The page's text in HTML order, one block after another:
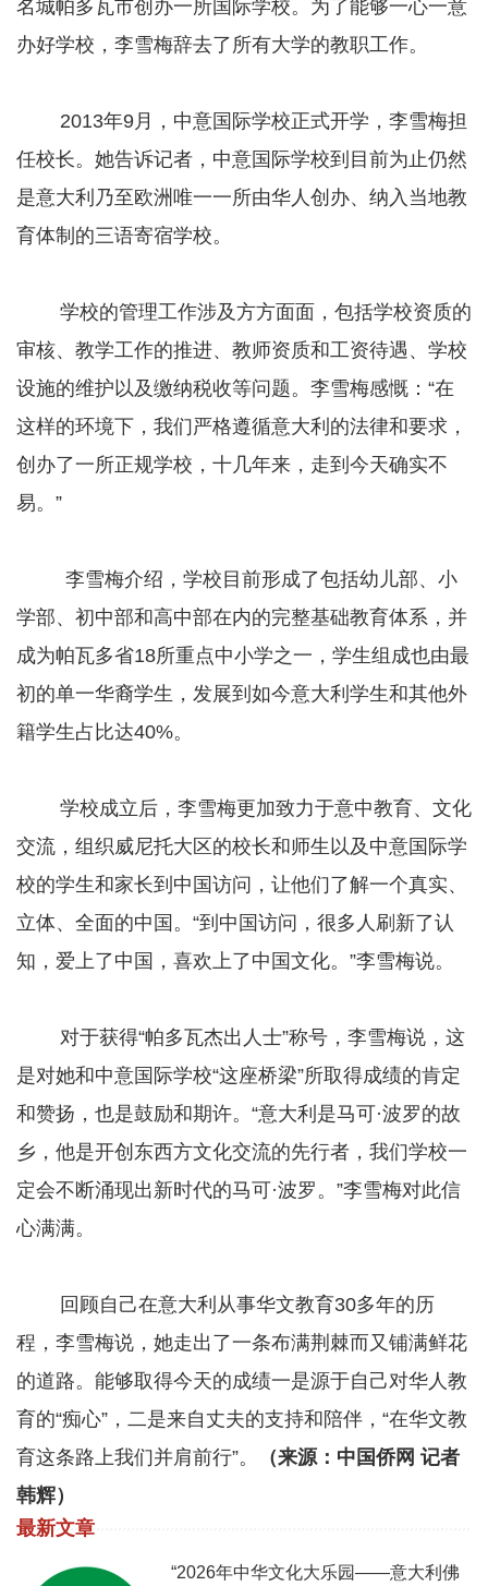
名城帕多瓦市创办一所国际学校。为了能够一心一意
办好学校，李雪梅辞去了所有大学的教职工作。
2013年9月，中意国际学校正式开学，李雪梅担
任校长。她告诉记者，中意国际学校到目前为止仍然
是意大利乃至欧洲唯一一所由华人创办、纳入当地教
育体制的三语寄宿学校。
学校的管理工作涉及方方面面，包括学校资质的
审核、教学工作的推进、教师资质和工资待遇、学校
设施的维护以及缴纳税收等问题。李雪梅感慨：“在
这样的环境下，我们严格遵循意大利的法律和要求，
创办了一所正规学校，十几年来，走到今天确实不
易。”
李雪梅介绍，学校目前形成了包括幼儿部、小
学部、初中部和高中部在内的完整基础教育体系，并
成为帕瓦多省18所重点中小学之一，学生组成也由最
初的单一华裔学生，发展到如今意大利学生和其他外
籍学生占比达40%。
学校成立后，李雪梅更加致力于意中教育、文化
交流，组织威尼托大区的校长和师生以及中意国际学
校的学生和家长到中国访问，让他们了解一个真实、
立体、全面的中国。“到中国访问，很多人刷新了认
知，爱上了中国，喜欢上了中国文化。”李雪梅说。
对于获得“帕多瓦杰出人士”称号，李雪梅说，这
是对她和中意国际学校“这座桥梁”所取得成绩的肯定
和赞扬，也是鼓励和期许。“意大利是马可·波罗的故
乡，他是开创东西方文化交流的先行者，我们学校一
定会不断涌现出新时代的马可·波罗。”李雪梅对此信
心满满。
回顾自己在意大利从事华文教育30多年的历
程，李雪梅说，她走出了一条布满荆棘而又铺满鲜花
的道路。能够取得今天的成绩一是源于自己对华人教
育的“痴心”，二是来自丈夫的支持和陪伴，“在华文教
育这条路上我们并肩前行”。
（来源：中国侨网 记者
韩辉）
最新文章
“2026年中华文化大乐园——意大利佛